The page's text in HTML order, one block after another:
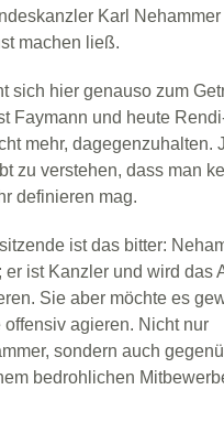
Karl Nehammer
machen ließ.
sich hier genauso zum
Faymann und heute
mehr, dagegenzuhalten.
zu verstehen, dass man
definieren mag.
ist das bitter:
er ist Kanzler und wird das
Sie aber möchte es
offensiv agieren. Nicht nur
sondern auch
bedrohlichen